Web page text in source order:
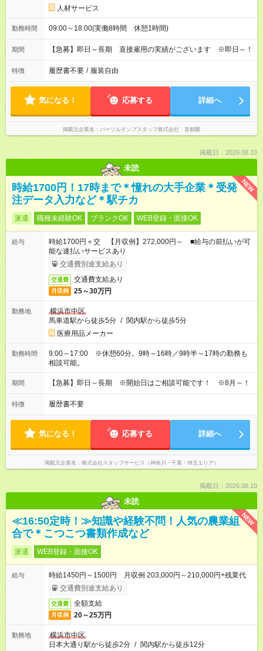
人材サービス
勤務時間 09:00～18:00(実働8時間 休憩1時間)
期間 【急募】即日～長期 直接雇用の実績がございます ※即日～！
特徴 履歴書不要 / 服装自由
気になる！ 応募する 詳細へ
掲載元企業名 パーソルテンプスタッフ株式会社 首都圏
掲載日：2026.08.10
未読
NEW
時給1700円！17時まで＊憧れの大手企業＊受発
注データ入力など＊駅チカ
派遣 職種未経験OK ブランクOK WEB登録・面接OK
給与
時給1700円＋交 【月収例】272,000円～ ■給与の前払いが可
能な速払いサービスあり
交通費別途支給あり
交通費 交通費支給あり
月収例 25～30万円
勤務地
横浜市中区
馬車道駅から徒歩5分 / 関内駅から徒歩5分
医療用品メーカー
勤務時間
9:00～17:00 ※休憩60分。9時～16時／9時半～17時の勤務も
相談可能。
期間 【急募】即日～長期 ※開始日はご相談可能です！ ※8月～！
特徴 履歴書不要
気になる！ 応募する 詳細へ
掲載元企業名 株式会社スタッフサービス（神奈川・千葉・埼玉エリア）
掲載日：2026.08.10
未読
NEW
≪16:50定時！≫知識や経験不問！人気の農業組
合で＊こつこつ書類作成など
派遣 WEB登録・面接OK
給与
時給1450円～1500円 月収例 203,000円～210,000円+残業代
交通費別途支給あり
交通費 全額支給
月収例 20～25万円
勤務地
横浜市中区
日本大通り駅から徒歩2分 / 関内駅から徒歩12分